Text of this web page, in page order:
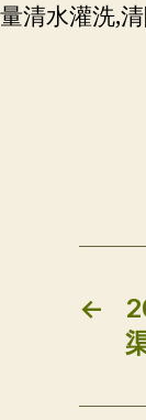
量清水灌洗,
←